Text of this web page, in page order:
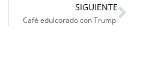
SIGUIENTE
Café edulcorado con Trump